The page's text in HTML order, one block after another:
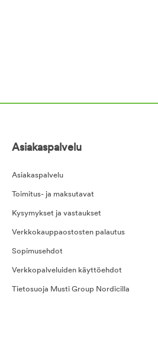
Asiakaspalvelu
Asiakaspalvelu
Toimitus- ja maksutavat
Kysymykset ja vastaukset
Verkkokauppaostosten palautus
Sopimusehdot
Verkkopalveluiden käyttöehdot
Tietosuoja Musti Group Nordicilla